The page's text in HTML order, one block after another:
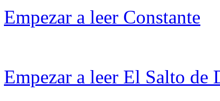
Empezar a leer Constante
Empezar a leer El Salto de